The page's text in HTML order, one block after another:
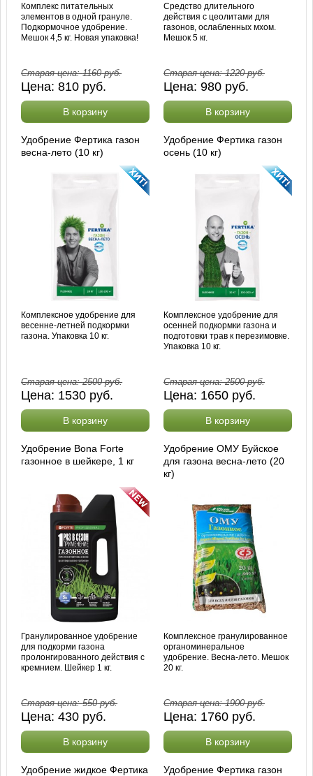
Комплекс питательных
элементов в одной грануле.
Подкормочное удобрение.
Мешок 4,5 кг. Новая упаковка!
Старая цена:1160руб.
Цена:810 руб.
В корзину
Средство длительного
действия с цеолитами для
газонов, ослабленных мхом.
Мешок 5 кг.
Старая цена:1220руб.
Цена: 980 руб.
В корзину
Удобрение Фертика газон
весна-лето (10 кг)
Комплексное удобрение для
весенне-летней подкормки
газона. Упаковка 10 кг.
Старая цена:2500руб.
Цена: 1530 руб.
В корзину
Удобрение Фертика газон
осень (10 кг)
Комплексное удобрение для
осенней подкормки газона и
подготовки трав к перезимовке.
Упаковка 10 кг.
Старая цена:2500руб.
Цена: 1650 руб.
В корзину
Удобрение Bona Forte
газонное в шейкере, 1 кг
Гранулированное удобрение
для подкорми газона
пролонгированного действия с
кремнием. Шейкер 1 кг.
Старая цена:550руб.
Цена:430 руб.
В корзину
Удобрение ОМУ Буйское
для газона весна-лето (20
кг)
Комплексное гранулированное
органоминеральное
удобрение. Весна-лето. Мешок
20 кг.
Старая цена:1900руб.
Цена: 1760 руб.
В корзину
Удобрение жидкое Фертика Удобрение Фертика газон